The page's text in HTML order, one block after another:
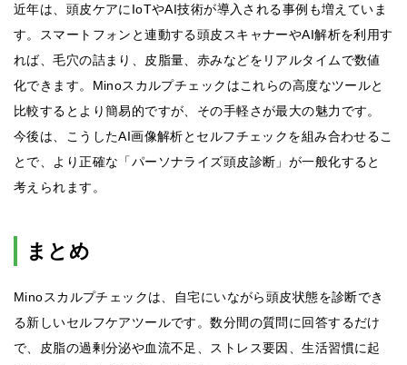
近年は、頭皮ケアにIoTやAI技術が導入される事例も増えていま
す。スマートフォンと連動する頭皮スキャナーやAI解析を利用す
れば、毛穴の詰まり、皮脂量、赤みなどをリアルタイムで数値
化できます。Minoスカルプチェックはこれらの高度なツールと
比較するとより簡易的ですが、その手軽さが最大の魅力です。
今後は、こうしたAI画像解析とセルフチェックを組み合わせるこ
とで、より正確な「パーソナライズ頭皮診断」が一般化すると
考えられます。
まとめ
Minoスカルプチェックは、自宅にいながら頭皮状態を診断でき
る新しいセルフケアツールです。数分間の質問に回答するだけ
で、皮脂の過剰分泌や血流不足、ストレス要因、生活習慣に起